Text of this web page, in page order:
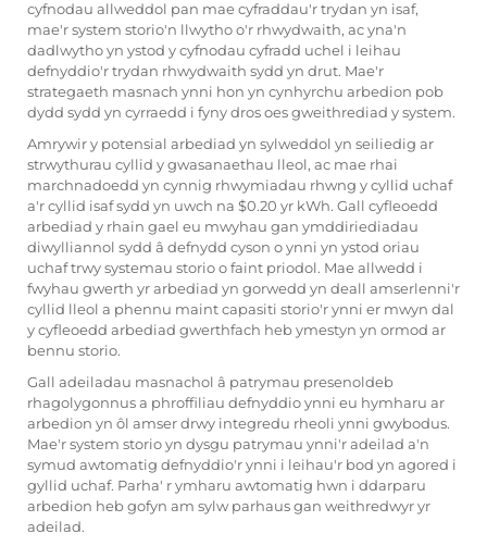
cyfnodau allweddol pan mae cyfraddau'r trydan yn isaf,
mae'r system storio'n llwytho o'r rhwydwaith, ac yna'n
dadlwytho yn ystod y cyfnodau cyfradd uchel i leihau
defnyddio'r trydan rhwydwaith sydd yn drut. Mae'r
strategaeth masnach ynni hon yn cynhyrchu arbedion pob
dydd sydd yn cyrraedd i fyny dros oes gweithrediad y system.
Amrywir y potensial arbediad yn sylweddol yn seiliedig ar
strwythurau cyllid y gwasanaethau lleol, ac mae rhai
marchnadoedd yn cynnig rhwymiadau rhwng y cyllid uchaf
a'r cyllid isaf sydd yn uwch na $0.20 yr kWh. Gall cyfleoedd
arbediad y rhain gael eu mwyhau gan ymddiriediadau
diwylliannol sydd â defnydd cyson o ynni yn ystod oriau
uchaf trwy systemau storio o faint priodol. Mae allwedd i
fwyhau gwerth yr arbediad yn gorwedd yn deall amserlenni'r
cyllid lleol a phennu maint capasiti storio'r ynni er mwyn dal
y cyfleoedd arbediad gwerthfach heb ymestyn yn ormod ar
bennu storio.
Gall adeiladau masnachol â patrymau presenoldeb
rhagolygonnus a phroffiliau defnyddio ynni eu hymharu ar
arbedion yn ôl amser drwy integredu rheoli ynni gwybodus.
Mae'r system storio yn dysgu patrymau ynni'r adeilad a'n
symud awtomatig defnyddio'r ynni i leihau'r bod yn agored i
gyllid uchaf. Parha' r ymharu awtomatig hwn i ddarparu
arbedion heb gofyn am sylw parhaus gan weithredwyr yr
adeilad.